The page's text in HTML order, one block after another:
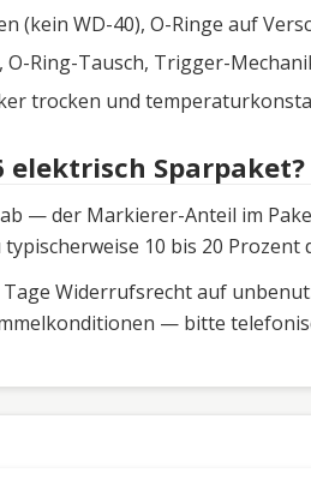
(kein WD-40), O-Ringe auf
Ring-Tausch, Trigger-
trocken und
elektrisch Sparpaket?
— der Markierer-Anteil im
10 bis 20 Prozent
Widerrufsrecht auf
— bitte